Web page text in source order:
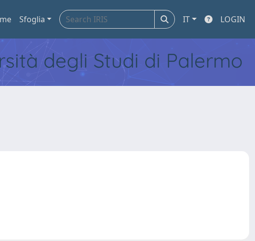
Sfoglia IT LOGIN
degli Studi di Palermo